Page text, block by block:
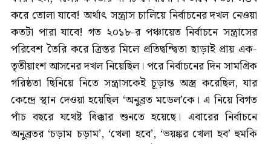
করে তোলা যাবে! অর্থাৎ সন্ত্রাস চালিয়ে নির্বাচনের দখল নেওয়া
কতটা পারা যাবে! গত ২০১৮-র পঞ্চায়েত নির্বাচনে সন্ত্রাসের
পরিবেশ তৈরি করে ত্রিস্তর মিলে প্রতিদ্বন্দ্বিতা ছাড়াই প্রায় এক-
তৃতীয়াংশ আসনের দখল নিয়েছিল। পরে নির্বাচনের দিন সামগ্রিক
গরিষ্ঠতা ছিনিয়ে নিতে সন্ত্রাসকেই চূড়ান্ত অস্ত্র করেছিল, যার
কেন্দ্রে স্থান দেওয়া হয়েছিল ‘অনুব্রত মডেল’কে। এ নিয়ে বিগত
পাঁচ বছরে যথেষ্ট ধিক্কার শুনতে হয়েছে। এবারের নির্বাচনে
অনুব্রতর ‘চড়াম চড়াম’, ‘খেলা হবে’, ‘ভয়ঙ্কর খেলা হব’ হুমকি